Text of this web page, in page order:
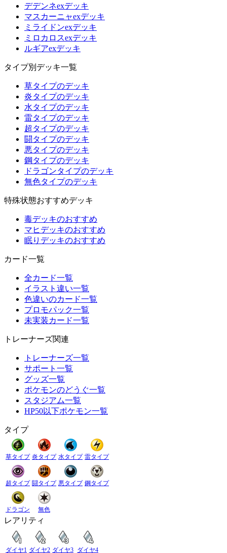
デデンネexデッキ
マスカーニャexデッキ
ミライドンexデッキ
ミロカロスexデッキ
ルギアexデッキ
タイプ別デッキ一覧
草タイプのデッキ
炎タイプのデッキ
水タイプのデッキ
雷タイプのデッキ
超タイプのデッキ
闘タイプのデッキ
悪タイプのデッキ
鋼タイプのデッキ
ドラゴンタイプのデッキ
無色タイプのデッキ
特殊状態おすすめデッキ
毒デッキのおすすめ
マヒデッキのおすすめ
眠りデッキのおすすめ
カード一覧
全カード一覧
イラスト違い一覧
色違いのカード一覧
プロモパック一覧
未実装カード一覧
トレーナーズ関連
トレーナーズ一覧
サポート一覧
グッズ一覧
ポケモンのどうぐ一覧
スタジアム一覧
HP50以下ポケモン一覧
タイプ
草タイプ 炎タイプ 水タイプ 雷タイプ
超タイプ 闘タイプ 悪タイプ 鋼タイプ
ドラゴン 無色
レアリティ
ダイヤ1 ダイヤ2 ダイヤ3 ダイヤ4